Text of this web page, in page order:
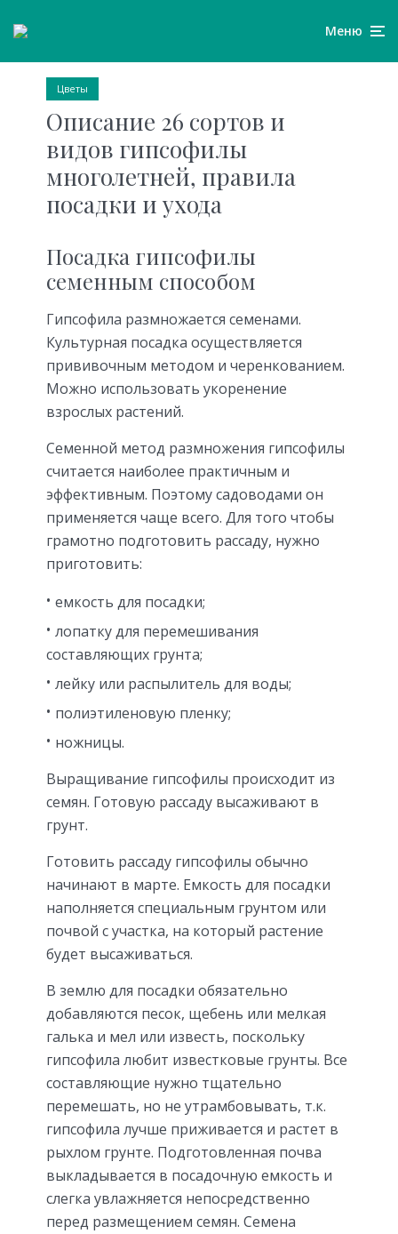
Меню
Цветы
Описание 26 сортов и
видов гипсофилы
многолетней, правила
посадки и ухода
Посадка гипсофилы
семенным способом
Гипсофила размножается семенами.
Культурная посадка осуществляется
прививочным методом и черенкованием.
Можно использовать укоренение
взрослых растений.
Семенной метод размножения гипсофилы
считается наиболее практичным и
эффективным. Поэтому садоводами он
применяется чаще всего. Для того чтобы
грамотно подготовить рассаду, нужно
приготовить:
емкость для посадки;
лопатку для перемешивания
составляющих грунта;
лейку или распылитель для воды;
полиэтиленовую пленку;
ножницы.
Выращивание гипсофилы происходит из
семян. Готовую рассаду высаживают в
грунт.
Готовить рассаду гипсофилы обычно
начинают в марте. Емкость для посадки
наполняется специальным грунтом или
почвой с участка, на который растение
будет высаживаться.
В землю для посадки обязательно
добавляются песок, щебень или мелкая
галька и мел или известь, поскольку
гипсофила любит известковые грунты. Все
составляющие нужно тщательно
перемешать, но не утрамбовывать, т.к.
гипсофила лучше приживается и растет в
рыхлом грунте. Подготовленная почва
выкладывается в посадочную емкость и
слегка увлажняется непосредственно
перед размещением семян. Семена